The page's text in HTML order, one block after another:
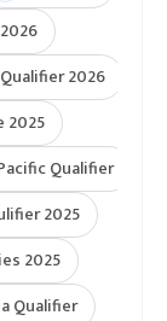
2026
2025
Qualifier
2025
2025
Qualifier